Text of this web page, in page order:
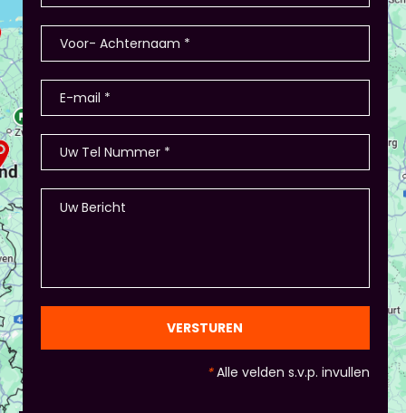
nemen ze de bestelling af? Hoe heten de
producten? - Of in Amsterdam 2 jaar terug: eerst
stellen de deelnemers zich voor (1-2 minuten
presentatie), hier waren ook winkeltjes, maar ook
memory met de producten, ze in categorieën
opdelen (grootte/kleur/soort) en andere spelletjes.
- Als je hierbij je eigen creativiteit in wil zetten is
dat altijd mogelijk! Maar: overleg dit dan wel met
Piet of hij dit wil in plaats van een eindpresentatie
+ zorg ervoor dat de deelnemers wel hun
en die van Piet en vervolgens de deelnemers:
gezien de eindpresentaties van 5 minuten de
officiële/vaste werkvorm zijn. Voor beginners is het
nog met spiekbriefje). - Vergeet het
evaluatieformulier niet :)
VERSTUREN
*Alle velden s.v.p. invullen